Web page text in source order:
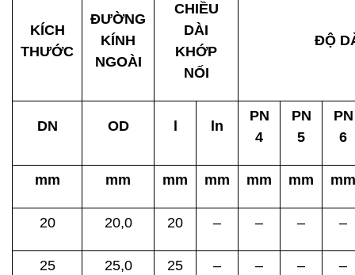
KÍCH
THƯỚC
ĐƯỜNG
KÍNH
NGOÀI
CHIỀU
DÀI
KHỚP
NỐI
ĐỘ
DN OD ln
PN
4
PN
5
PN
6
mm mm mm mm mm mm mm
20 20,0 20 – – – –
25 25,0 25 – – – –